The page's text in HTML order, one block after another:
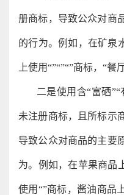
册商标，导致公众对商
的行为。例如，在矿泉
上使用“”“”“”商标，“餐
二是使用含“富硒”“
未注册商标，且所标示
导致公众对商品的主要
为。例如，在苹果商品
使用“”商标，酱油商品